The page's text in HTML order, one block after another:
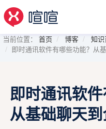
当前位置： 首页 博客
知
即时通讯软件有哪些功能？从
即时通讯软件
从基础聊天